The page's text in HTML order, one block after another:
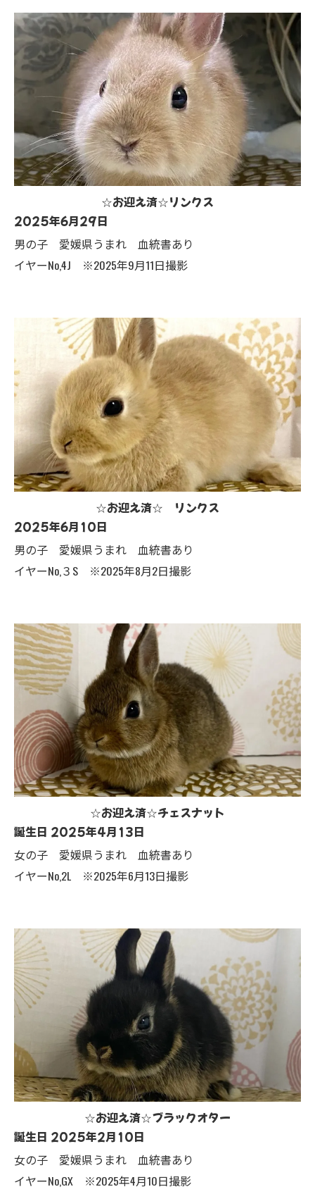
☆お迎え済☆リンクス
2025年6月29日
男の子 愛媛県うまれ 血統書あり
イヤーNo,4J ※2025年9月11日撮影
☆お迎え済☆ リンクス
2025年6月10日
男の子 愛媛県うまれ 血統書あり
イヤーNo,３S ※2025年8月2日撮影
☆お迎え済☆チェスナット
誕生日 2025年4月13日
女の子 愛媛県うまれ 血統書あり
イヤーNo,2L ※2025年6月13日撮影
☆お迎え済☆ブラックオター
誕生日 2025年2月10日
女の子 愛媛県うまれ 血統書あり
イヤーNo,GX ※2025年4月10日撮影